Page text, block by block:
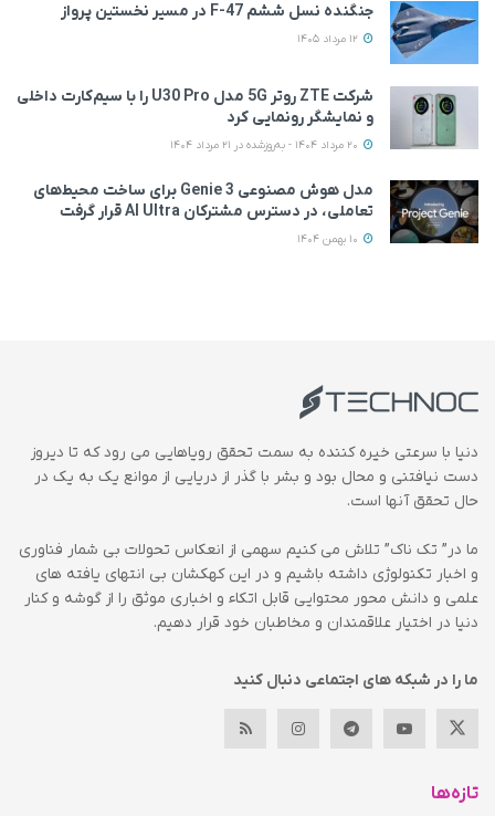
جنگنده نسل ششم F-47 در مسیر نخستین پرواز
شرکت ZTE روتر 5G مدل U30 Pro را با سیم‌کارت داخلی
و نمایشگر رونمایی کرد
مدل هوش مصنوعی Genie 3 برای ساخت محیط‌های
تعاملی، در دسترس مشترکان AI Ultra قرار گرفت
دنیا با سرعتی خیره کننده به سمت تحقق رویاهایی می رود که تا دیروز
دست نیافتنی و محال بود و بشر با گذر از دریایی از موانع یک به یک در
حال تحقق آنها است.
ما در” تک ناک” تلاش می کنیم سهمی از انعکاس تحولات بی شمار فناوری
و اخبار تکنولوژی داشته باشیم و در این کهکشان بی انتهای یافته های
علمی و دانش محور محتوایی قابل اتکاء و اخباری موثق را از گوشه و کنار
دنیا در اختیار علاقمندان و مخاطبان خود قرار دهیم.
ما را در شبکه های اجتماعی دنبال کنید
تازه‌ها